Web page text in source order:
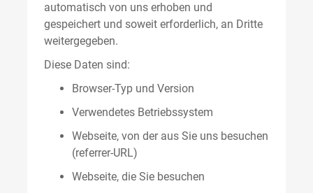
automatisch von uns erhoben und
gespeichert und soweit erforderlich, an Dritte
weitergegeben.
Diese Daten sind:
Browser-Typ und Version
Verwendetes Betriebssystem
Webseite, von der aus Sie uns besuchen
(referrer-URL)
Webseite, die Sie besuchen